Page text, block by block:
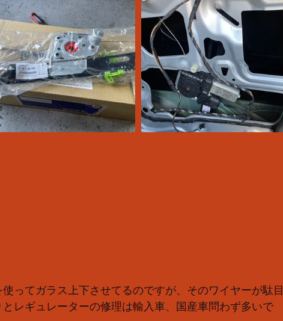
ってガラス上下させてるのですが、そのワイヤーが駄目
レギュレーターの修理は輸入車、国産車問わず多いで